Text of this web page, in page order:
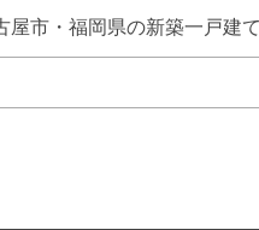
市・福岡県の新築一戸建